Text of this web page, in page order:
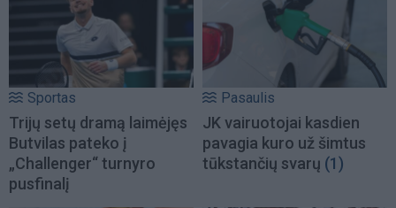
Sportas
Trijų setų dramą laimėjęs
Butvilas pateko į
„Challenger“ turnyro
pusfinalį
Pasaulis
JK vairuotojai kasdien
pavagia kuro už šimtus
tūkstančių svarų (1)